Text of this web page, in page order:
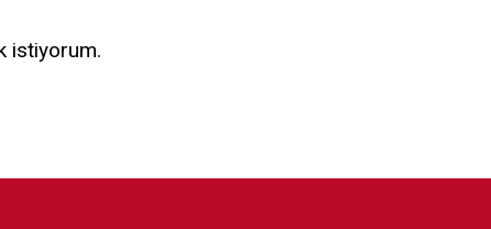
istiyorum.